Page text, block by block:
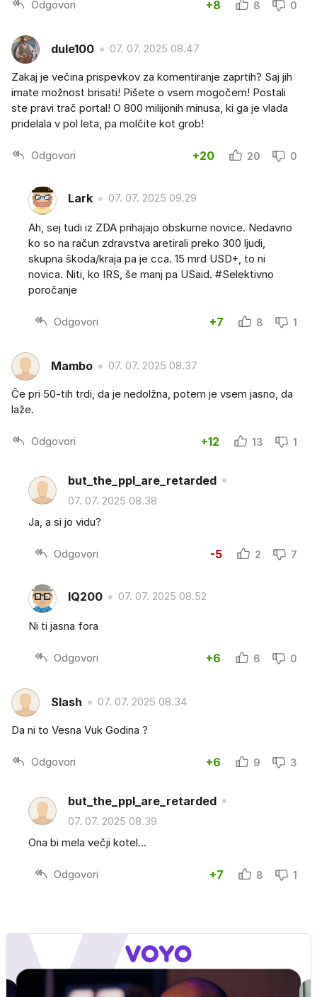
Odgovori +8 8 0
dule100 07. 07. 2025 08.47
Zakaj je večina prispevkov za komentiranje zaprtih? Saj jih
imate možnost brisati! Pišete o vsem mogočem! Postali
ste pravi trač portal! O 800 milijonih minusa, ki ga je vlada
pridelala v pol leta, pa molčite kot grob!
Odgovori +20 20 0
Lark 07. 07. 2025 09.29
Ah, sej tudi iz ZDA prihajajo obskurne novice. Nedavno
ko so na račun zdravstva aretirali preko 300 ljudi,
skupna škoda/kraja pa je cca. 15 mrd USD+, to ni
novica. Niti, ko IRS, še manj pa USaid. #Selektivno
poročanje
Odgovori +7 8 1
Mambo 07. 07. 2025 08.37
Če pri 50-tih trdi, da je nedolžna, potem je vsem jasno, da
laže.
Odgovori +12 13 1
but_the_ppl_are_retarded
07. 07. 2025 08.38
Ja, a si jo vidu?
Odgovori -5 2 7
IQ200 07. 07. 2025 08.52
Ni ti jasna fora
Odgovori +6 6 0
Slash 07. 07. 2025 08.34
Da ni to Vesna Vuk Godina ?
Odgovori +6 9 3
but_the_ppl_are_retarded
07. 07. 2025 08.39
Ona bi mela večji kotel...
Odgovori +7 8 1